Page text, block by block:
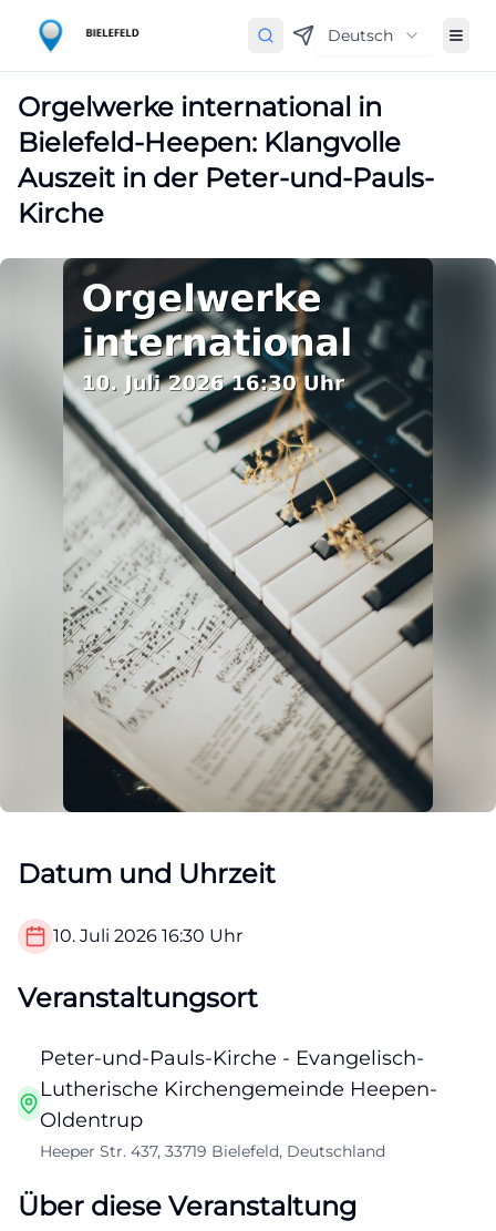
Deutsch
Orgelwerke international in
Bielefeld-Heepen: Klangvolle
Auszeit in der Peter-und-Pauls-
Kirche
Datum und Uhrzeit
10. Juli 2026 16:30 Uhr
Veranstaltungsort
Peter-und-Pauls-Kirche - Evangelisch-
Lutherische Kirchengemeinde Heepen-
Oldentrup
Heeper Str. 437, 33719 Bielefeld, Deutschland
Über diese Veranstaltung